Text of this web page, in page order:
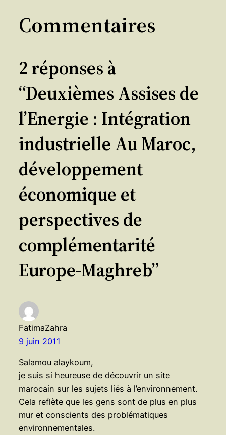
Commentaires
2 réponses à
“Deuxièmes Assises de
l’Energie : Intégration
industrielle Au Maroc,
développement
économique et
perspectives de
complémentarité
Europe-Maghreb”
FatimaZahra
9 juin 2011
Salamou alaykoum,
je suis si heureuse de découvrir un site
marocain sur les sujets liés à l’environnement.
Cela reflète que les gens sont de plus en plus
mur et conscients des problématiques
environnementales.